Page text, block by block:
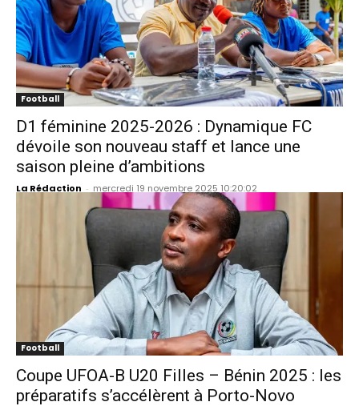
Football
D1 féminine 2025-2026 : Dynamique FC
dévoile son nouveau staff et lance une
saison pleine d’ambitions
La Rédaction - mercredi 19 novembre 2025 10:20:02
Football
Coupe UFOA-B U20 Filles – Bénin 2025 : les
préparatifs s’accélèrent à Porto-Novo